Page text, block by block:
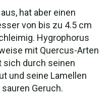
hat aber einen
von bis zu 4.5 cm
Hygrophorus
mit Quercus-Arten
durch seinen
und seine Lamellen
Geruch.